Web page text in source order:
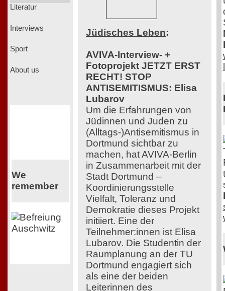
Literatur
Interviews
Sport
About us
We
remember
Jüdisches Leben:
AVIVA-Interview- +
Fotoprojekt JETZT ERST
RECHT! STOP
ANTISEMITISMUS: Elisa
Lubarov
Um die Erfahrungen von
Jüdinnen und Juden zu
(Alltags-)Antisemitismus in
Dortmund sichtbar zu
machen, hat AVIVA-Berlin
in Zusammenarbeit mit der
Stadt Dortmund –
Koordinierungsstelle
Vielfalt, Toleranz und
Demokratie dieses Projekt
initiiert. Eine der
Teilnehmer:innen ist Elisa
Lubarov. Die Studentin der
Raumplanung an der TU
Dortmund engagiert sich
als eine der beiden
Leiterinnen des